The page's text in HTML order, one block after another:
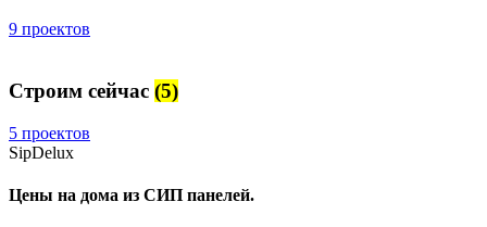
9 проектов
Строим сейчас (5)
5 проектов
SipDelux
Цены на дома из СИП панелей.